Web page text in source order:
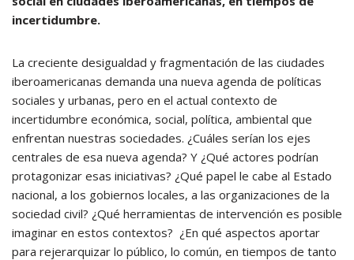
incertidumbre.
La creciente desigualdad y fragmentación de las ciudades
iberoamericanas demanda una nueva agenda de políticas
sociales y urbanas, pero en el actual contexto de
incertidumbre económica, social, política, ambiental que
enfrentan nuestras sociedades. ¿Cuáles serían los ejes
centrales de esa nueva agenda? Y ¿Qué actores podrían
protagonizar esas iniciativas? ¿Qué papel le cabe al Estado
nacional, a los gobiernos locales, a las organizaciones de la
sociedad civil? ¿Qué herramientas de intervención es posible
imaginar en estos contextos? ¿En qué aspectos aportar
para rejerarquizar lo público, lo común, en tiempos de tanto